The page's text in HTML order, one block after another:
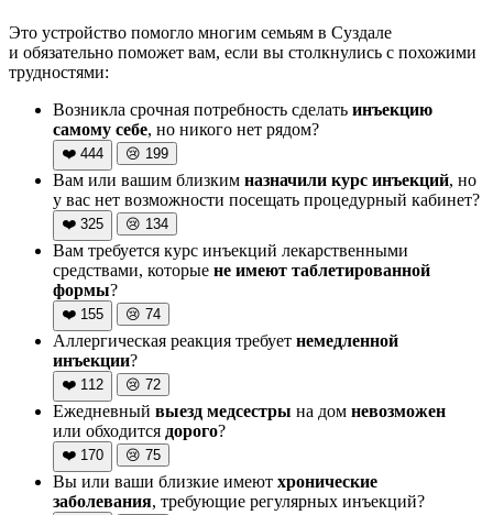
Это устройство помогло многим семьям в Суздале
и обязательно поможет вам, если вы столкнулись с похожими
трудностями:
Возникла срочная потребность сделать инъекцию
самому себе, но никого нет рядом?
❤️ 444 😢 199
Вам или вашим близким назначили курс инъекций, но
у вас нет возможности посещать процедурный кабинет?
❤️ 325 😢 134
Вам требуется курс инъекций лекарственными
средствами, которые не имеют таблетированной
формы?
❤️ 155 😢 74
Аллергическая реакция требует немедленной
инъекции?
❤️ 112 😢 72
Ежедневный выезд медсестры на дом невозможен
или обходится дорого?
❤️ 170 😢 75
Вы или ваши близкие имеют хронические
заболевания, требующие регулярных инъекций?